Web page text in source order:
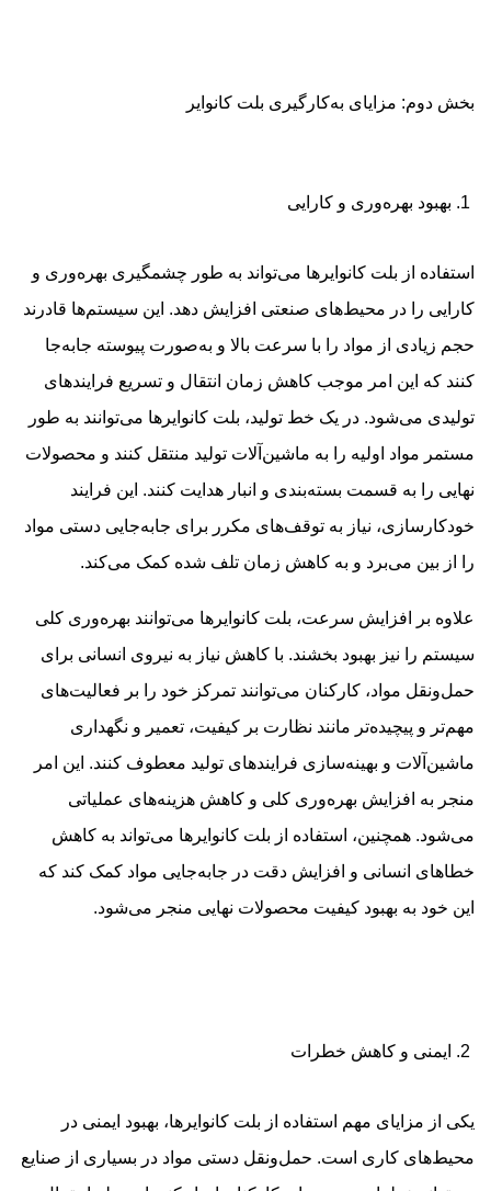
بخش دوم: مزایای به‌کارگیری بلت کانوایر
استفاده از بلت کانوایرها می‌تواند به طور چشمگیری بهره‌وری و
کارایی را در محیط‌های صنعتی افزایش دهد. این سیستم‌ها قادرند
حجم زیادی از مواد را با سرعت بالا و به‌صورت پیوسته جابه‌جا
کنند که این امر موجب کاهش زمان انتقال و تسریع فرایندهای
تولیدی می‌شود. در یک خط تولید، بلت کانوایرها می‌توانند به طور
مستمر مواد اولیه را به ماشین‌آلات تولید منتقل کنند و محصولات
نهایی را به قسمت بسته‌بندی و انبار هدایت کنند. این فرایند
خودکارسازی، نیاز به توقف‌های مکرر برای جابه‌جایی دستی مواد
را از بین می‌برد و به کاهش زمان تلف شده کمک می‌کند.
علاوه بر افزایش سرعت، بلت کانوایرها می‌توانند بهره‌وری کلی
سیستم را نیز بهبود بخشند. با کاهش نیاز به نیروی انسانی برای
حمل‌ونقل مواد، کارکنان می‌توانند تمرکز خود را بر فعالیت‌های
مهم‌تر و پیچیده‌تر مانند نظارت بر کیفیت، تعمیر و نگهداری
ماشین‌آلات و بهینه‌سازی فرایندهای تولید معطوف کنند. این امر
منجر به افزایش بهره‌وری کلی و کاهش هزینه‌های عملیاتی
می‌شود. همچنین، استفاده از بلت کانوایرها می‌تواند به کاهش
خطاهای انسانی و افزایش دقت در جابه‌جایی مواد کمک کند که
این خود به بهبود کیفیت محصولات نهایی منجر می‌شود.
یکی از مزایای مهم استفاده از بلت کانوایرها، بهبود ایمنی در
محیط‌های کاری است. حمل‌ونقل دستی مواد در بسیاری از صنایع